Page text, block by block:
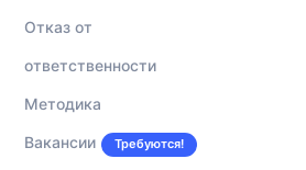
Отказ от
ответственности
Методика
Вакансии Требуются!